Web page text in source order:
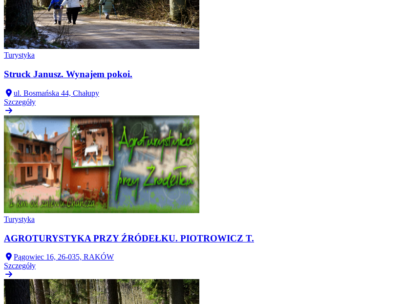
Turystyka
Struck Janusz. Wynajem pokoi.
ul. Bosmańska 44, Chałupy
Szczegóły
Turystyka
AGROTURYSTYKA PRZY ŹRÓDEŁKU. PIOTROWICZ T.
Pągowiec 16, 26-035, RAKÓW
Szczegóły